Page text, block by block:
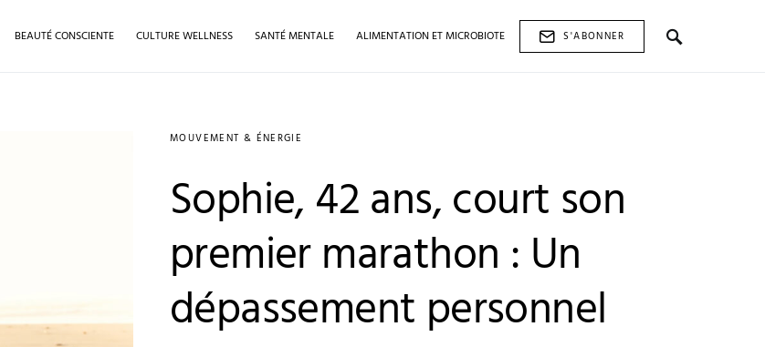
BEAUTÉ CONSCIENTE CULTURE WELLNESS SANTÉ MENTALE ALIMENTATION ET MICROBIOTE
S'ABONNER
MOUVEMENT & ÉNERGIE
Sophie, 42 ans, court son
premier marathon : Un
dépassement personnel